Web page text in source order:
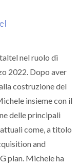
nel ruolo di
2022. Dopo aver
costruzione del
insieme con il
delle principali
come, a titolo
and
plan. Michele ha